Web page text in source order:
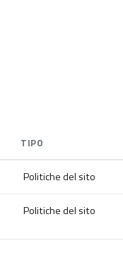
TIPO
Politiche del sito
Politiche del sito